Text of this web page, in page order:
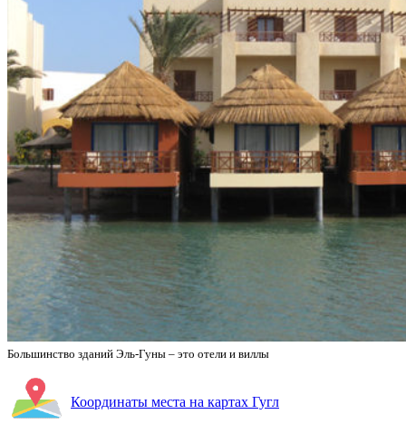
Большинство зданий Эль-Гуны – это отели и виллы
Координаты места на картах Гугл